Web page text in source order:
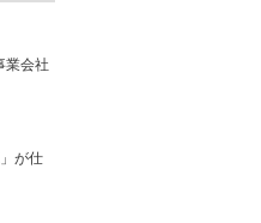
業会社
が仕